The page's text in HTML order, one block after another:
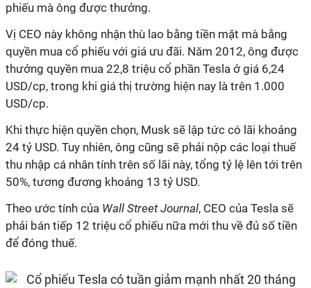
phiếu mà ông được thưởng.
Vị CEO này không nhận thù lao bằng tiền mặt mà bằng
quyền mua cổ phiếu với giá ưu đãi. Năm 2012, ông được
thưởng quyền mua 22,8 triệu cổ phần Tesla ở giá 6,24
USD/cp, trong khi giá thị trường hiện nay là trên 1.000
USD/cp.
Khi thực hiện quyền chọn, Musk sẽ lập tức có lãi khoảng
24 tỷ USD. Tuy nhiên, ông cũng sẽ phải nộp các loại thuế
thu nhập cá nhân tính trên số lãi này, tổng tỷ lệ lên tới trên
50%, tương đương khoảng 13 tỷ USD.
Theo ước tính của Wall Street Journal, CEO của Tesla sẽ
phải bán tiếp 12 triệu cổ phiếu nữa mới thu về đủ số tiền
để đóng thuế.